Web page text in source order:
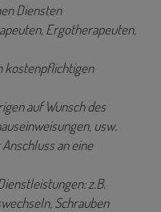
Diensten
Ergotherapeuten,
kostenpflichtigen
auf Wunsch des
usw.
an eine
z.B.
Schrauben